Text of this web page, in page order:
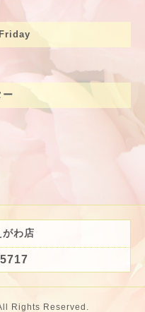
ー
がわ店
Rights Reserved.